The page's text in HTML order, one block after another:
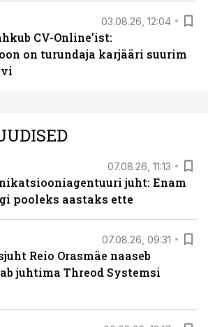
03.08.26, 12:04
CV-Online’ist:
on turundaja karjääri suurim
07.08.26, 11:13
juht: Enam
pooleks aastaks ette
07.08.26, 09:31
Reio Orasmäe naaseb
juhtima Threod Systemsi